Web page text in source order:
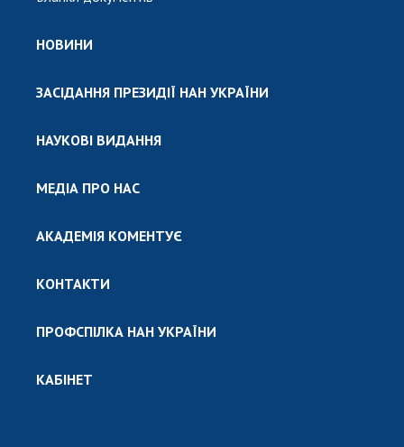
НОВИНИ
ЗАСІДАННЯ ПРЕЗИДІЇ НАН УКРАЇНИ
НАУКОВІ ВИДАННЯ
МЕДІА ПРО НАС
АКАДЕМІЯ КОМЕНТУЄ
КОНТАКТИ
ПРОФСПІЛКА НАН УКРАЇНИ
КАБІНЕТ